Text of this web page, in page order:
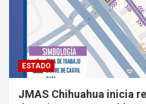
ESTADO
JMAS Chihuahua inicia